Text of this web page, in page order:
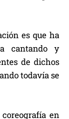
es que ha
cantando y
de dichos
todavía se
en